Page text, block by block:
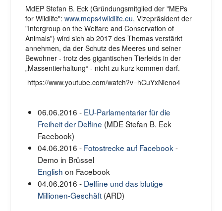
MdEP Stefan B. Eck (Gründungsmitglied der "MEPs
for Wildlife": www.meps4wildlife.eu, Vizepräsident der
"Intergroup on the Welfare and Conservation of
Animals") wird sich ab 2017 des Themas verstärkt
annehmen, da der Schutz des Meeres und seiner
Bewohner - trotz des gigantischen Tierleids in der
„Massentierhaltung“ - nicht zu kurz kommen darf.
https://www.youtube.com/watch?v=hCuYxNieno4
06.06.2016 - EU-Parlamentarier für die
Freiheit der Delfine (MDE Stefan B. Eck
Facebook)
04.06.2016 - Fotostrecke auf Facebook -
Demo in Brüssel
English on Facebook
04.06.2016 - Delfine und das blutige
Millionen-Geschäft (ARD)